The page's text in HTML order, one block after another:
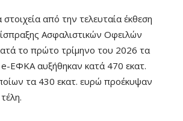
από την τελευταία έκθεση
Ασφαλιστικών Οφειλών
το πρώτο τρίμηνο του 2026 τα
ΕΦΚΑ αυξήθηκαν κατά 470 εκατ.
τα 430 εκατ. ευρώ προέκυψαν